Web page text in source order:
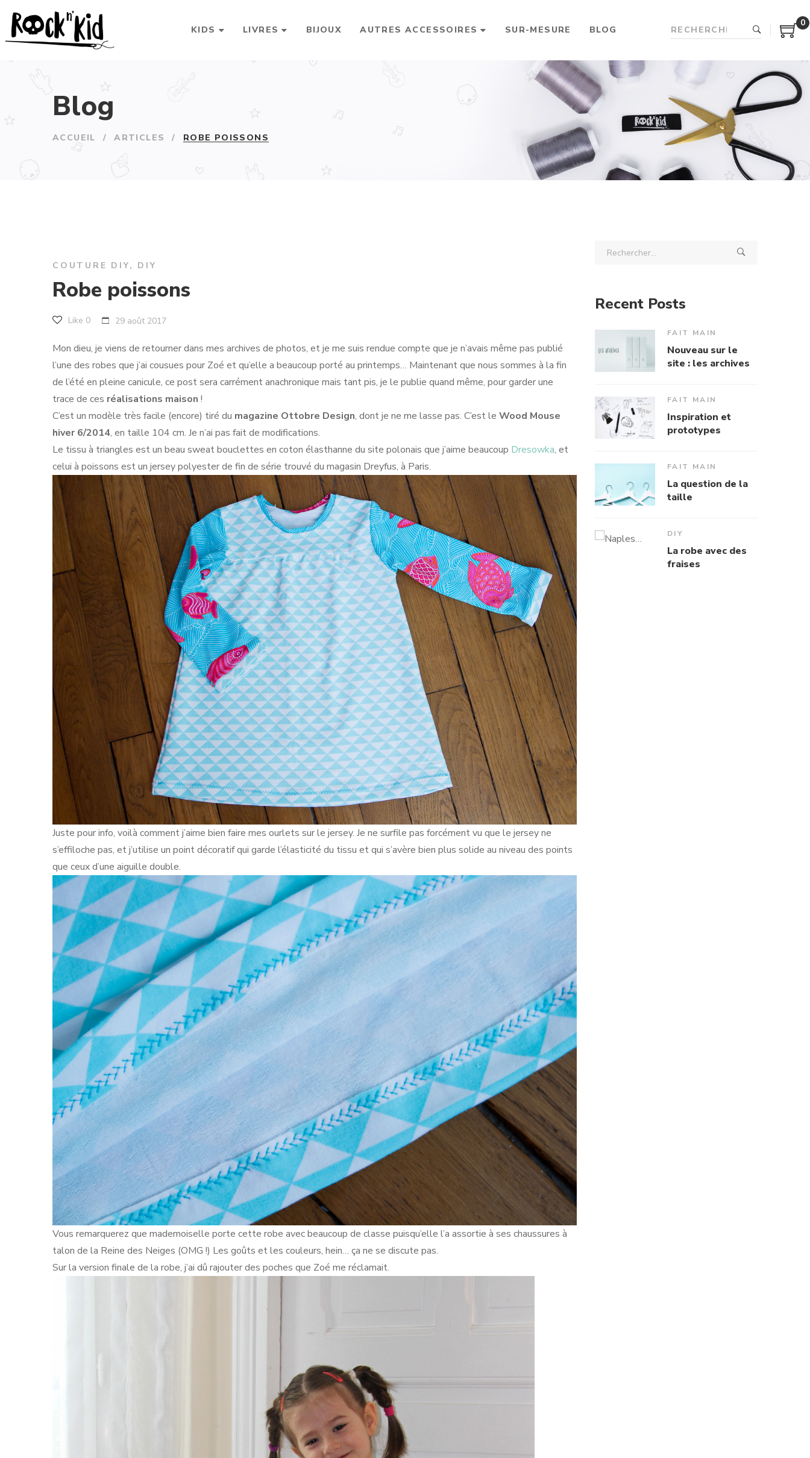
KIDS LIVRES BIJOUX AUTRES ACCESSOIRES SUR-MESURE BLOG
0
Blog
ACCUEIL / ARTICLES / ROBE POISSONS
COUTURE DIY, DIY
Robe poissons
Like 0 29 août 2017
Mon dieu, je viens de retourner dans mes archives de photos, et je me suis rendue compte que je n’avais même pas publié
l’une des robes que j’ai cousues pour Zoé et qu’elle a beaucoup porté au printemps… Maintenant que nous sommes à la fin
de l’été en pleine canicule, ce post sera carrément anachronique mais tant pis, je le publie quand même, pour garder une
trace de ces réalisations maison !
C’est un modèle très facile (encore) tiré du magazine Ottobre Design, dont je ne me lasse pas. C’est le Wood Mouse
hiver 6/2014, en taille 104 cm. Je n’ai pas fait de modifications.
Le tissu à triangles est un beau sweat bouclettes en coton élasthanne du site polonais que j’aime beaucoup Dresowka, et
celui à poissons est un jersey polyester de fin de série trouvé du magasin Dreyfus, à Paris.
Juste pour info, voilà comment j’aime bien faire mes ourlets sur le jersey. Je ne surfile pas forcément vu que le jersey ne
s’effiloche pas, et j’utilise un point décoratif qui garde l’élasticité du tissu et qui s’avère bien plus solide au niveau des points
que ceux d’une aiguille double.
Vous remarquerez que mademoiselle porte cette robe avec beaucoup de classe puisqu’elle l’a assortie à ses chaussures à
talon de la Reine des Neiges (OMG !) Les goûts et les couleurs, hein… ça ne se discute pas.
Sur la version finale de la robe, j’ai dû rajouter des poches que Zoé me réclamait.
Recent Posts
FAIT MAIN
Nouveau sur le
site : les archives
FAIT MAIN
Inspiration et
prototypes
FAIT MAIN
La question de la
taille
DIY
La robe avec des
fraises